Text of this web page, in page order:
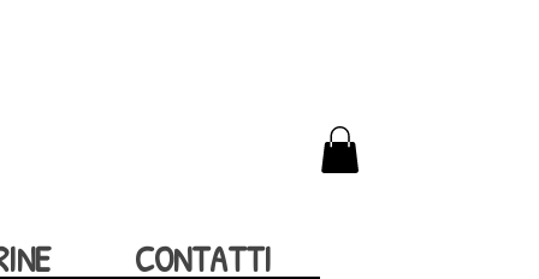
CONTATTI